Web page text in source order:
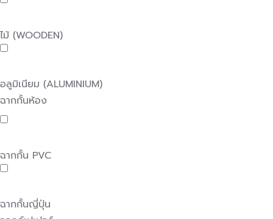
ไม้ (WOODEN)
อลูมิเนียม (ALUMINIUM)
ฉากกั้นห้อง
ฉากกั้น PVC
ฉากกั้นญี่ปุ่น